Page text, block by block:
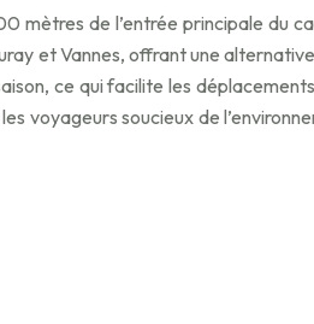
mètres de l’entrée principale du
et Vannes, offrant une
ce qui facilite les
voyageurs soucieux de